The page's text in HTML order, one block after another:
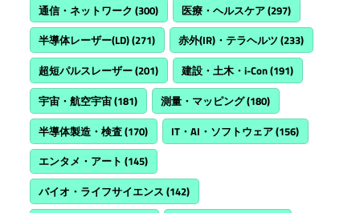
通信・ネットワーク (300) 医療・ヘルスケア(297)
半導体レーザー(LD)(271) 赤外(IR)・テラヘルツ (233)
超短パルスレーザー(201) 建設・土木・i-Con(191)
宇宙・航空宇宙(181) 測量・マッピング(180)
半導体製造・検査(170) IT・AI・ソフトウェア(156)
エンタメ・アート (145)
バイオ・ライフサイエンス (142)